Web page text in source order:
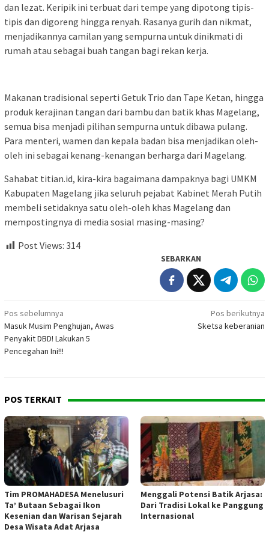
dan lezat. Keripik ini terbuat dari tempe yang dipotong tipis-
tipis dan digoreng hingga renyah. Rasanya gurih dan nikmat,
menjadikannya camilan yang sempurna untuk dinikmati di
rumah atau sebagai buah tangan bagi rekan kerja.
Makanan tradisional seperti Getuk Trio dan Tape Ketan, hingga
produk kerajinan tangan dari bambu dan batik khas Magelang,
semua bisa menjadi pilihan sempurna untuk dibawa pulang.
Para menteri, wamen dan kepala badan bisa menjadikan oleh-
oleh ini sebagai kenang-kenangan berharga dari Magelang.
Sahabat titian.id, kira-kira bagaimana dampaknya bagi UMKM
Kabupaten Magelang jika seluruh pejabat Kabinet Merah Putih
membeli setidaknya satu oleh-oleh khas Magelang dan
mempostingnya di media sosial masing-masing?
Post Views: 314
SEBARKAN
Navigasi
pos
Pos sebelumnya
Masuk Musim Penghujan, Awas
Penyakit DBD! Lakukan 5
Pencegahan Ini!!!
Pos berikutnya
Sketsa keberanian
POS TERKAIT
Tim PROMAHADESA Menelusuri
Ta’ Butaan Sebagai Ikon
Kesenian dan Warisan Sejarah
Desa Wisata Adat Arjasa
Menggali Potensi Batik Arjasa:
Dari Tradisi Lokal ke Panggung
Internasional